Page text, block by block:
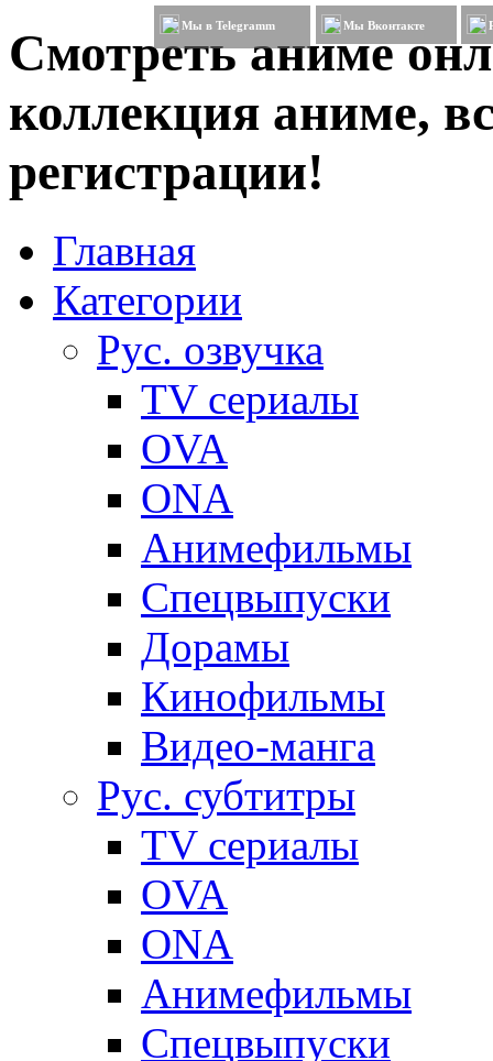
Смотреть аниме
коллекция аниме,
регистрации!
Мы в Telegramm Мы Вконтакте
Главная
Категории
Рус. озвучка
TV сериалы
OVA
ONA
Анимефильмы
Спецвыпуски
Дорамы
Кинофильмы
Видео-манга
Рус. субтитры
TV сериалы
OVA
ONA
Анимефильмы
Спецвыпуски